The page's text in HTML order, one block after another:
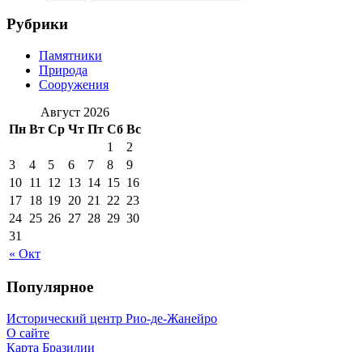
Рубрики
Памятники
Природа
Сооружения
Август 2026
Пн Вт Ср Чт Пт Сб Вс
« Окт
1
2
3
4 5 6 7 8
9
10 11 12 13 14 15 16
17 18 19 20 21 22 23
24 25 26 27 28 29 30
31
Популярное
Исторический центр Рио-де-Жанейро
О сайте
Карта Бразилии